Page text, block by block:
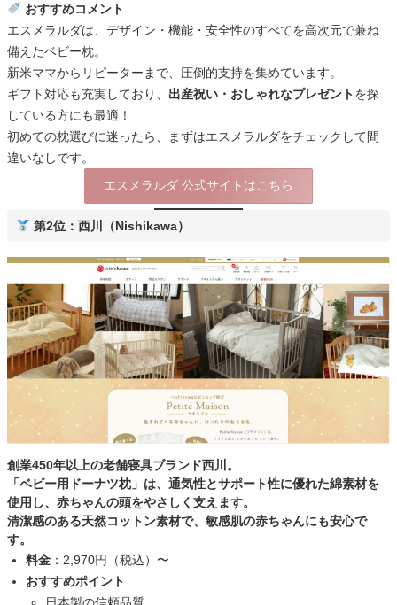
おすすめコメント
エスメラルダは、デザイン・機能・安全性のすべてを高次元で兼ね
備えたベビー枕。
新米ママからリピーターまで、圧倒的支持を集めています。
ギフト対応も充実しており、 出産祝い・おしゃれなプレゼントを探
している方にも最適！
初めての枕選びに迷ったら、まずはエスメラルダをチェックして間
違いなしです。
エスメラルダ 公式サイトはこちら
第2位：西川（Nishikawa）
創業450年以上の老舗寝具ブランド西川 。
「ベビー用ドーナツ枕」は、通気性とサポート性に優れた綿素材を
使用し、赤ちゃんの頭をやさしく支えます。
清潔感のある天然コットン素材で、敏感肌の赤ちゃんにも安心で
す。
料金 ：2,970円（税込）〜
おすすめポイント
日本製の信頼品質